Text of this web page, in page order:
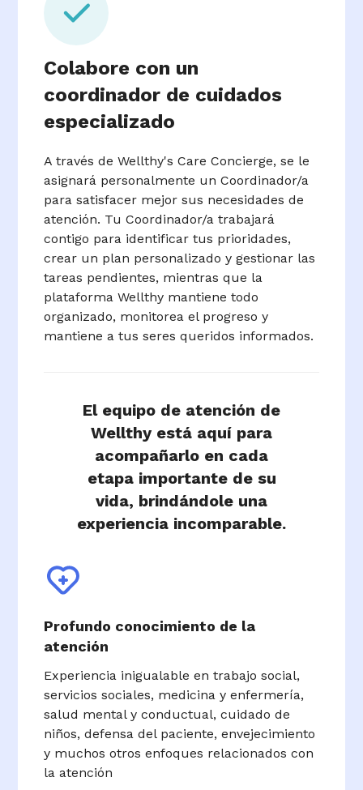
Colabore con un
coordinador de cuidados
especializado
A través de Wellthy's Care Concierge, se le
asignará personalmente un Coordinador/a
para satisfacer mejor sus necesidades de
atención. Tu Coordinador/a trabajará
contigo para identificar tus prioridades,
crear un plan personalizado y gestionar las
tareas pendientes, mientras que la
plataforma Wellthy mantiene todo
organizado, monitorea el progreso y
mantiene a tus seres queridos informados.
El equipo de atención de
Wellthy está aquí para
acompañarlo en cada
etapa importante de su
vida, brindándole una
experiencia incomparable.
Profundo conocimiento de la
atención
Experiencia inigualable en trabajo social,
servicios sociales, medicina y enfermería,
salud mental y conductual, cuidado de
niños, defensa del paciente, envejecimiento
y muchos otros enfoques relacionados con
la atención